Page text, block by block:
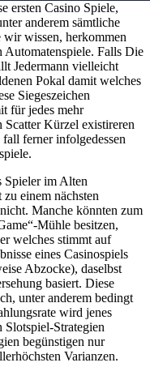
ersten Casino Spiele,
anderem sämtliche
wir wissen, herkommen
Automatenspiele. Falls Die
Jedermann vielleicht
Pokal damit welches
Siegeszeichen
für jedes mehr
Kürzel existireren
ferner infolgedessen
Spieler im Alten
einem nächsten
Manche könnten zum
Mühle besitzen,
welches stimmt auf
eines Casinospiels
Abzocke), daselbst
basiert. Diese
unter anderem bedingt
wird jenes
Slotspiel-Strategien
begünstigen nur
Varianzen.